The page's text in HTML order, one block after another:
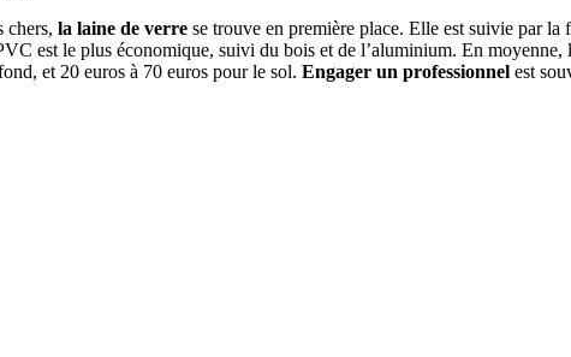
chers, la laine de verre se trouve en première place. Elle est suivie par
est le plus économique, suivi du bois et de l’aluminium. En
et 20 euros à 70 euros pour le sol. Engager un professionnel est